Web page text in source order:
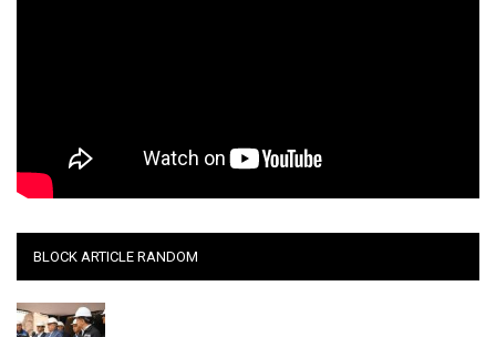
BLOCK ARTICLE RANDOM